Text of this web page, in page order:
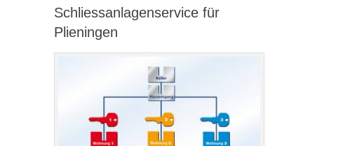
Schliessanlagenservice für
Plieningen